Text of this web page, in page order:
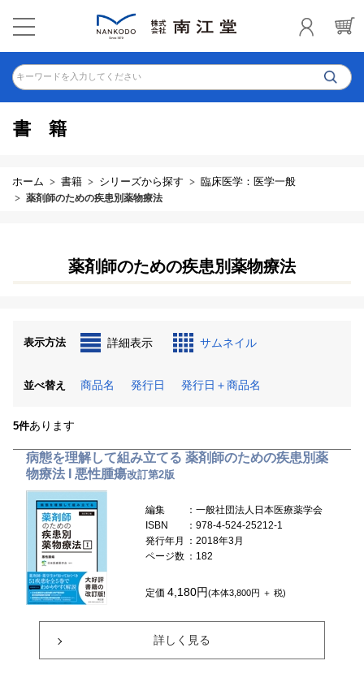
キーワードを入力してください
書籍
ホーム 書籍 シリーズから探す 臨床医学：医学一般
薬剤師のための疾患別薬物療法
薬剤師のための疾患別薬物療法
表示方法 詳細表示 サムネイル
並べ替え 商品名 発行日 発行日＋商品名
5件あります
病態を理解して組み立てる 薬剤師のための疾患別薬
物療法 I 悪性腫瘍改訂第2版
編集
：一般社団法人日本医療薬学会
ISBN
：978-4-524-25212-1
発行年月
：2018年3月
ページ数 ：182
定価4,180円(本体3,800円 ＋ 税)
詳しく見る